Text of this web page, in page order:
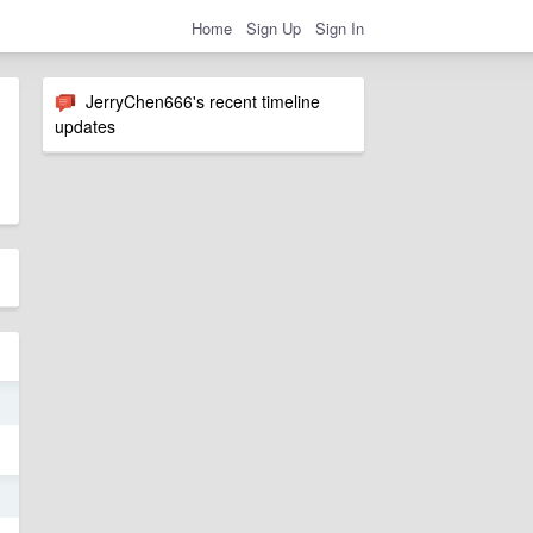
Home Sign Up Sign In
JerryChen666's recent timeline
updates